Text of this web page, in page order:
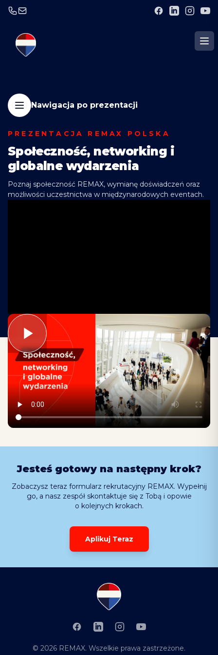
Nawigacja po prezentacji
PREZENTACJA REMAX POLSKA
Społeczność, networking i
globalne wydarzenia
Poznaj społeczność REMAX, wymianę doświadczeń oraz
możliwości uczestnictwa w międzynarodowych eventach.
REMAX łączy agentów na całym świecie.
Organizujemy konferencje, szkolenia i lokalne
spotkania, dzięki którym możesz budować sieć
kontaktów i rozwijać karierę w branży
nieruchomości. To także możliwość wymiany
doświadczeń i poznawania najlepszych praktyk.
Jesteś gotowy na następny krok?
Zobaczysz teraz formularz rekrutacyjny REMAX. Wypełnij
go, a nasz zespół skontaktuje się z Tobą i opowie
o kolejnych krokach.
Aplikuj Teraz
FacebookLinkedInInstagramYouTube
© 2026 REMAX. Wszelkie prawa zastrzeżone.